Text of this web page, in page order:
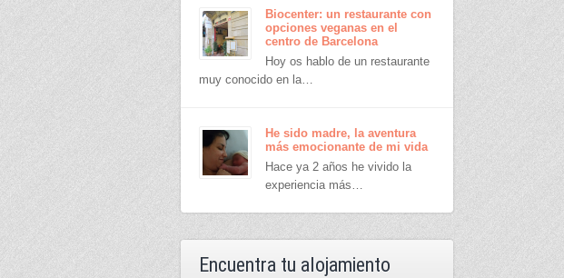
Biocenter: un restaurante con
opciones veganas en el
centro de Barcelona
Hoy os hablo de un restaurante
muy conocido en la…
He sido madre, la aventura
más emocionante de mi vida
Hace ya 2 años he vivido la
experiencia más…
Encuentra tu alojamiento